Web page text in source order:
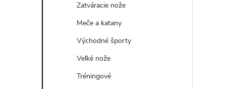
Zatváracie nože
Meče a katany
Východné športy
Veľké nože
Tréningové